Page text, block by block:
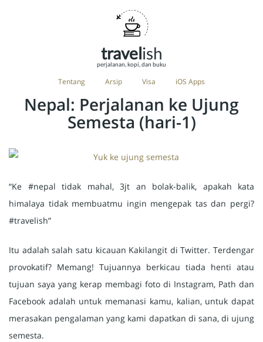
travelish
perjalanan, kopi, dan buku
Tentang Arsip Visa iOS Apps
Nepal: Perjalanan ke Ujung
Semesta (hari-1)
“Ke #nepal tidak mahal, 3jt an bolak-balik, apakah kata
himalaya tidak membuatmu ingin mengepak tas dan pergi?
#travelish”
Itu adalah salah satu kicauan Kakilangit di Twitter. Terdengar
provokatif? Memang! Tujuannya berkicau tiada henti atau
tujuan saya yang kerap membagi foto di Instagram, Path dan
Facebook adalah untuk memanasi kamu, kalian, untuk dapat
merasakan pengalaman yang kami dapatkan di sana, di ujung
semesta.